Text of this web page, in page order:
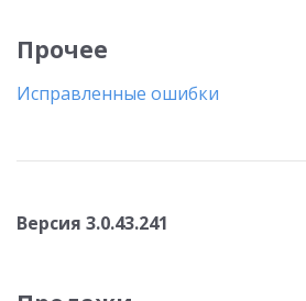
Прочее
Исправленные ошибки
Версия 3.0.43.241